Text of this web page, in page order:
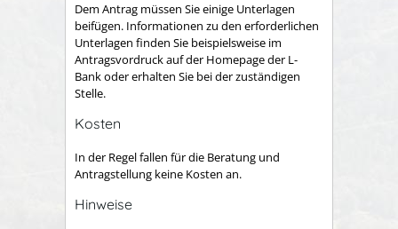
Dem Antrag müssen Sie einige Unterlagen
beifügen. Informationen zu den erforderlichen
Unterlagen finden Sie beispielsweise im
Antragsvordruck auf der Homepage der L-
Bank odererhalten Sie bei der zuständigen
Stelle.
Kosten
In der Regel fallen für die Beratung und
Antragstellung keine Kosten an.
Hinweise